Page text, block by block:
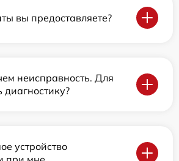
вы предоставляете?
неисправность. Для
диагностику?
устройство